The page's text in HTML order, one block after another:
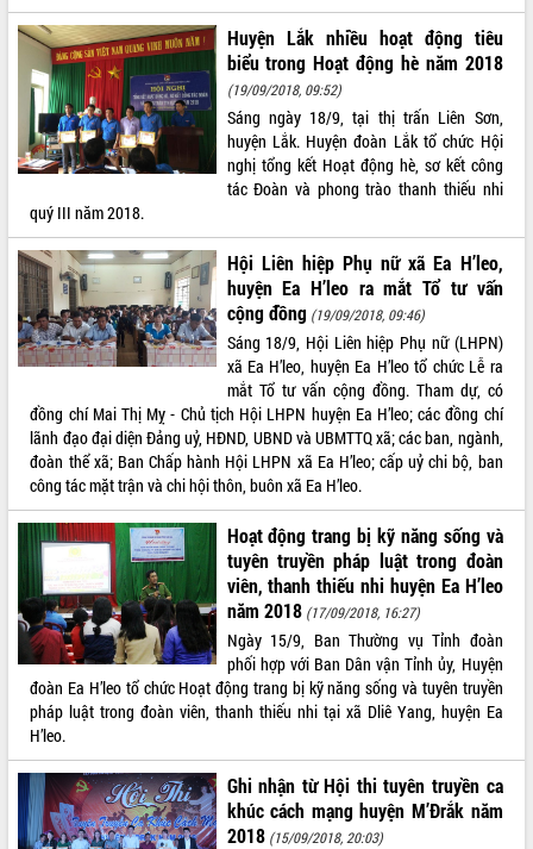
Huyện Lắk nhiều hoạt động tiêu
biểu trong Hoạt động hè năm 2018
(19/09/2018, 09:52)
Sáng ngày 18/9, tại thị trấn Liên Sơn,
huyện Lắk. Huyện đoàn Lắk tổ chức Hội
nghị tổng kết Hoạt động hè, sơ kết công
tác Đoàn và phong trào thanh thiếu nhi
quý III năm 2018.
Hội Liên hiệp Phụ nữ xã Ea H’leo,
huyện Ea H’leo ra mắt Tổ tư vấn
cộng đồng (19/09/2018, 09:46)
Sáng 18/9, Hội Liên hiệp Phụ nữ (LHPN)
xã Ea H’leo, huyện Ea H’leo tổ chức Lễ ra
mắt Tổ tư vấn cộng đồng. Tham dự, có
đồng chí Mai Thị Mỵ - Chủ tịch Hội LHPN huyện Ea H’leo; các đồng chí
lãnh đạo đại diện Đảng uỷ, HĐND, UBND và UBMTTQ xã; các ban, ngành,
đoàn thể xã; Ban Chấp hành Hội LHPN xã Ea H’leo; cấp uỷ chi bộ, ban
công tác mặt trận và chi hội thôn, buôn xã Ea H’leo.
Hoạt động trang bị kỹ năng sống và
tuyên truyền pháp luật trong đoàn
viên, thanh thiếu nhi huyện Ea H’leo
năm 2018 (17/09/2018, 16:27)
Ngày 15/9, Ban Thường vụ Tỉnh đoàn
phối hợp với Ban Dân vận Tỉnh ủy, Huyện
đoàn Ea H’leo tổ chức Hoạt động trang bị kỹ năng sống và tuyên truyền
pháp luật trong đoàn viên, thanh thiếu nhi tại xã Dliê Yang, huyện Ea
H’leo.
Ghi nhận từ Hội thi tuyên truyền ca
khúc cách mạng huyện M’Đrắk năm
2018 (15/09/2018, 20:03)